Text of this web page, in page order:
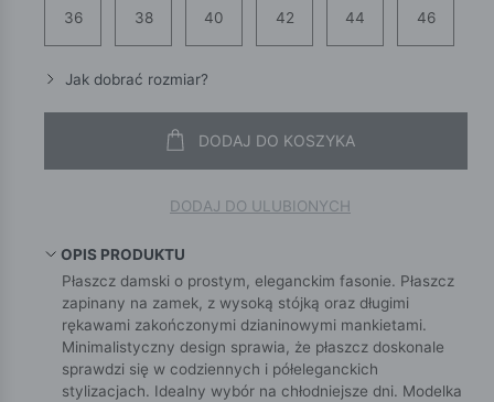
36 38 40 42 44 46
Jak dobrać rozmiar?
DODAJ DO KOSZYKA
DODAJ DO ULUBIONYCH
OPIS PRODUKTU
Płaszcz damski o prostym, eleganckim fasonie. Płaszcz
zapinany na zamek, z wysoką stójką oraz długimi
rękawami zakończonymi dzianinowymi mankietami.
Minimalistyczny design sprawia, że płaszcz doskonale
sprawdzi się w codziennych i półeleganckich
stylizacjach. Idealny wybór na chłodniejsze dni. Modelka